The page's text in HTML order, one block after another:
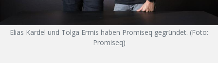
Elias Kardel und Tolga Ermis haben Promiseq gegründet. (Foto:
Promiseq)